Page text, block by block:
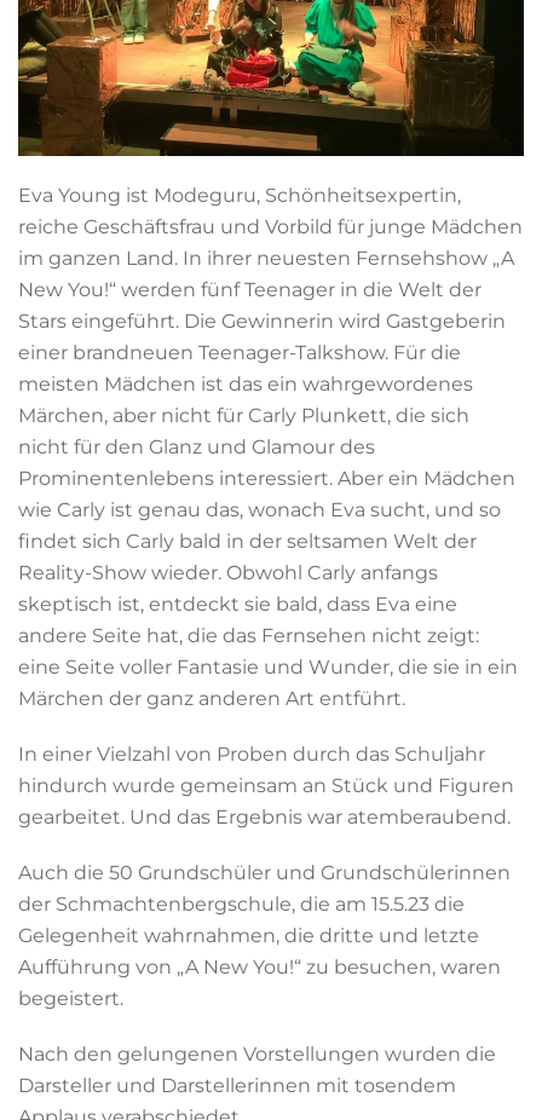
Eva Young ist Modeguru, Schönheitsexpertin,
reiche Geschäftsfrau und Vorbild für junge Mädchen
im ganzen Land. In ihrer neuesten Fernsehshow „A
New You!“ werden fünf Teenager in die Welt der
Stars eingeführt. Die Gewinnerin wird Gastgeberin
einer brandneuen Teenager-Talkshow. Für die
meisten Mädchen ist das ein wahrgewordenes
Märchen, aber nicht für Carly Plunkett, die sich
nicht für den Glanz und Glamour des
Prominentenlebens interessiert. Aber ein Mädchen
wie Carly ist genau das, wonach Eva sucht, und so
findet sich Carly bald in der seltsamen Welt der
Reality-Show wieder. Obwohl Carly anfangs
skeptisch ist, entdeckt sie bald, dass Eva eine
andere Seite hat, die das Fernsehen nicht zeigt:
eine Seite voller Fantasie und Wunder, die sie in ein
Märchen der ganz anderen Art entführt.
In einer Vielzahl von Proben durch das Schuljahr
hindurch wurde gemeinsam an Stück und Figuren
gearbeitet. Und das Ergebnis war atemberaubend.
Auch die 50 Grundschüler und Grundschülerinnen
der Schmachtenbergschule, die am 15.5.23 die
Gelegenheit wahrnahmen, die dritte und letzte
Aufführung von „A New You!“ zu besuchen, waren
begeistert.
Nach den gelungenen Vorstellungen wurden die
Darsteller und Darstellerinnen mit tosendem